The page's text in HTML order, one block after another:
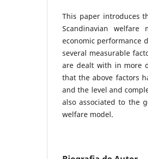
This paper introduces
Scandinavian
economic performance
several measurable
are dealt with in more
that the above factors
and the level and
also associated to the
welfare model.